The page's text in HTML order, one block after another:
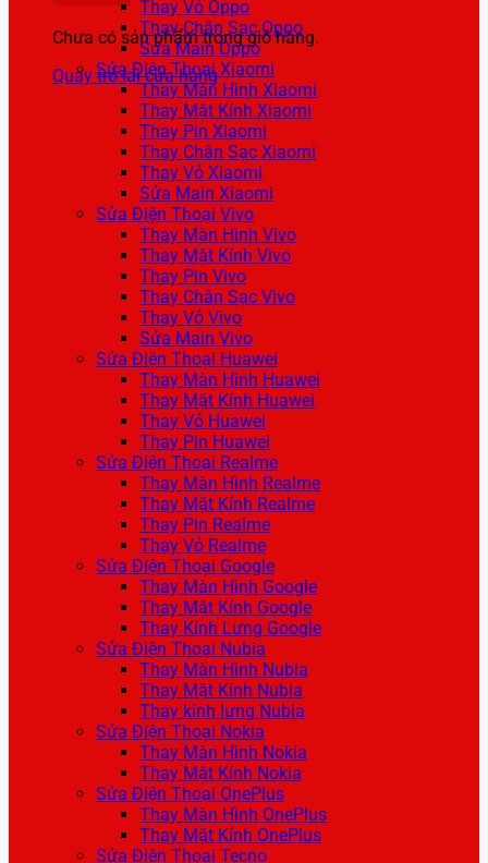
Chưa có sản phẩm trong giỏ hàng.
Quay trở lại cửa hàng
Thay Vỏ Oppo
Thay Chân Sạc Oppo
Sửa Main Oppo
Sửa Điện Thoại Xiaomi
Thay Màn Hình Xiaomi
Thay Mặt Kính Xiaomi
Thay Pin Xiaomi
Thay Chân Sạc Xiaomi
Thay Vỏ Xiaomi
Sửa Main Xiaomi
Sửa Điện Thoại Vivo
Thay Màn Hình Vivo
Thay Mặt Kính Vivo
Thay Pin Vivo
Thay Chân Sạc Vivo
Thay Vỏ Vivo
Sửa Main Vivo
Sửa Điện Thoại Huawei
Thay Màn Hình Huawei
Thay Mặt Kính Huawei
Thay Vỏ Huawei
Thay Pin Huawei
Sửa Điện Thoại Realme
Thay Màn Hình Realme
Thay Mặt Kính Realme
Thay Pin Realme
Thay Vỏ Realme
Sửa Điện Thoại Google
Thay Màn Hình Google
Thay Mặt Kính Google
Thay Kính Lưng Google
Sửa Điện Thoại Nubia
Thay Màn Hình Nubia
Thay Mặt Kính Nubia
Thay kính lưng Nubia
Sửa Điện Thoại Nokia
Thay Màn Hình Nokia
Thay Mặt Kính Nokia
Sửa Điện Thoại OnePlus
Thay Màn Hình OnePlus
Thay Mặt Kính OnePlus
Sửa Điện Thoại Tecno